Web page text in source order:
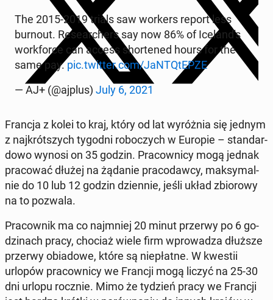
The 2015-2019 trials saw workers report less
burnout. Re­se­ar­chers say now 86% of Ice­lan­d's
work­for­ce can access shor­te­ned hours for the
same pay.pic.twitter.com/JaN­TQtEP­ZE
— AJ+ (@ajplus) July 6, 2021
Francja z kolei to kraj, który od lat wy­róż­nia się jednym
z naj­krót­szych tygodni ro­bo­czych w Europie – stan­dar­
do­wo wynosi on 35 godzin. Pra­cow­ni­cy mogą jednak
pra­co­wać dłużej na żądanie pra­co­daw­cy, mak­sy­mal­
nie do 10 lub 12 godzin dzien­nie, jeśli układ zbio­ro­wy
na to pozwala.
Pra­cow­nik ma co naj­mniej 20 minut przerwy po 6 go­
dzi­nach pracy, chociaż wiele firm wpro­wa­dza dłuższe
przerwy obia­do­we, które są nie­płat­ne. W kwestii
urlopów pra­cow­ni­cy we Francji mogą liczyć na 25-30
dni urlopu rocznie. Mimo że tydzień pracy we Francji